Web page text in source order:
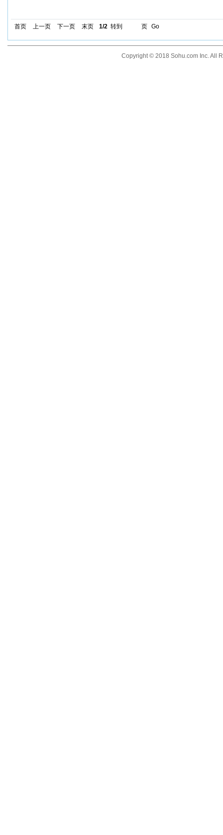
首页 上一页 下一页 末页 1/2 转到 页 Go
Copyright © 2018 Sohu.com Inc. All